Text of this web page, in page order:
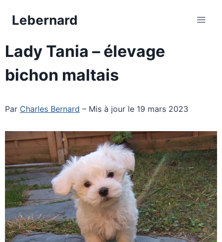
Lebernard
Lady Tania – élevage
bichon maltais
Par Charles Bernard – Mis à jour le 19 mars 2023